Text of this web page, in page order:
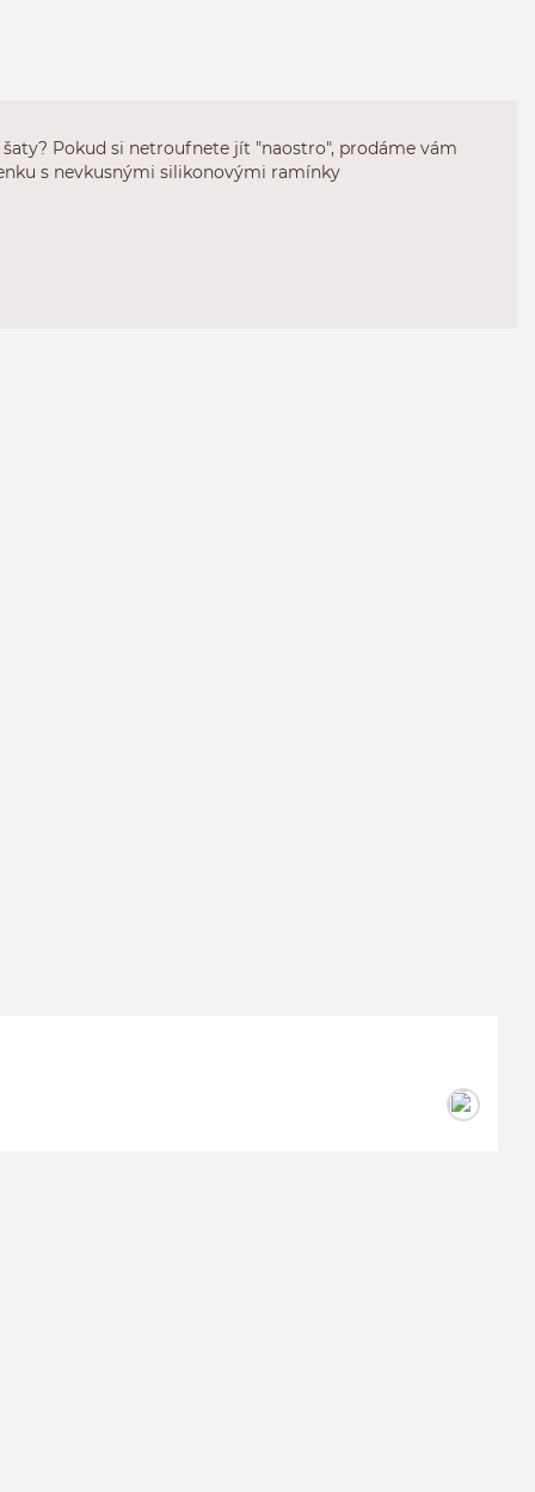
Pokud si netroufnete jít "naostro", prodáme vám
s nevkusnými silikonovými ramínky